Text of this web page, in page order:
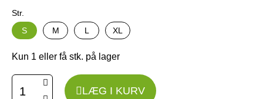
Str.
S
M L XL
Kun 1 eller få stk. på lager
LÆG I KURV